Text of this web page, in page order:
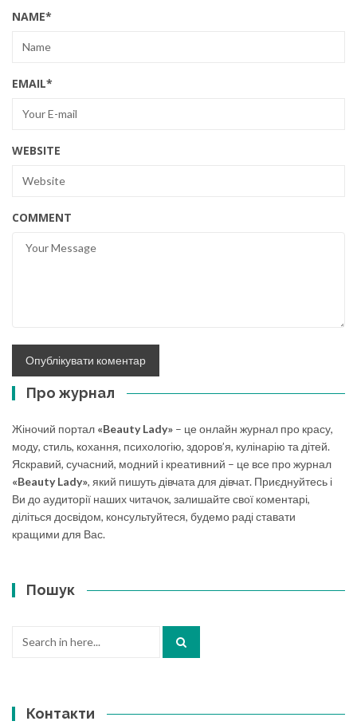
NAME*
EMAIL*
WEBSITE
COMMENT
Про журнал
Жіночий портал «Beauty Lady» – це онлайн журнал про красу,
моду, стиль, кохання, психологію, здоров’я, кулінарію та дітей.
Яскравий, сучасний, модний і креативний – це все про журнал
«Beauty Lady», який пишуть дівчата для дівчат. Приєднуйтесь і
Ви до аудиторії наших читачок, залишайте свої коментарі,
діліться досвідом, консультуйтеся, будемо раді ставати
кращими для Вас.
Пошук
Контакти